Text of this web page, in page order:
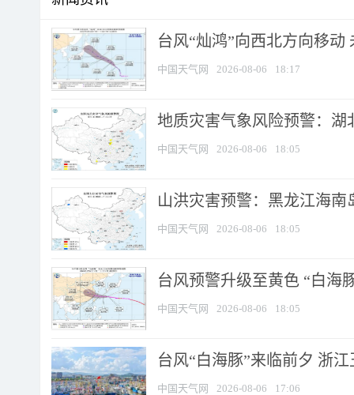
台风“灿鸿”向西北方向移动
中国天气网 2026-08-06 18:17
地质灾害气象风险预警：湖
中国天气网 2026-08-06 18:05
山洪灾害预警：黑龙江海
中国天气网 2026-08-06 18:05
台风预警升级至黄色 “白海
中国天气网 2026-08-06 18:05
台风“白海豚”来临前夕 浙
中国天气网 2026-08-06 17:06